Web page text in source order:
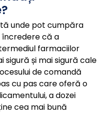
unde pot cumpăra
încredere că a
farmaciilor
sigură și mai sigură cale
de comandă
cu pas care oferă o
a dozei
cea mai bună